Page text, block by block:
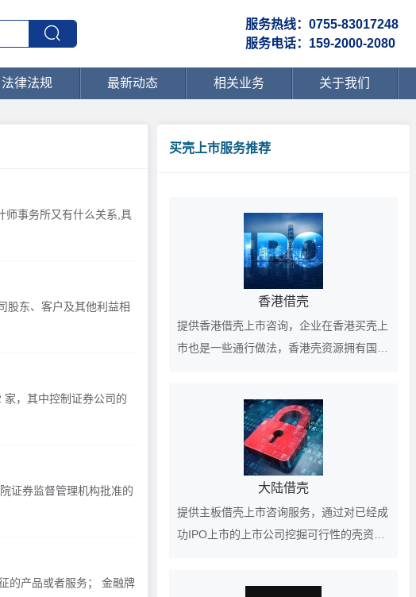
服务热线：0755-83017248
服务电话：159-2000-2080
法律法规 最新动态 相关业务 关于我们
师事务所又有什么关系,具
股东、客户及其他利益相
，其中控制证券公司的
证券监督管理机构批准的
的产品或者服务； 金融牌
买壳上市服务推荐
香港借壳
提供香港借壳上市咨询，企业在香港买壳上
市也是一些通行做法，香港壳资源拥有国际
大陆借壳
提供主板借壳上市咨询服务，通过对已经成
功IPO上市的上市公司挖掘可行性的壳资